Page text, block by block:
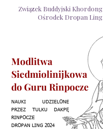
Związek Buddyjski Khordong
Ośrodek Dropan Ling
Modlitwa
Siedmiolinijkowa
do Guru Rinpocze
NAUKI UDZIELONE
PRZEZ TULKU DAKPĘ
RINPOCZE
DROPAN LING 2024